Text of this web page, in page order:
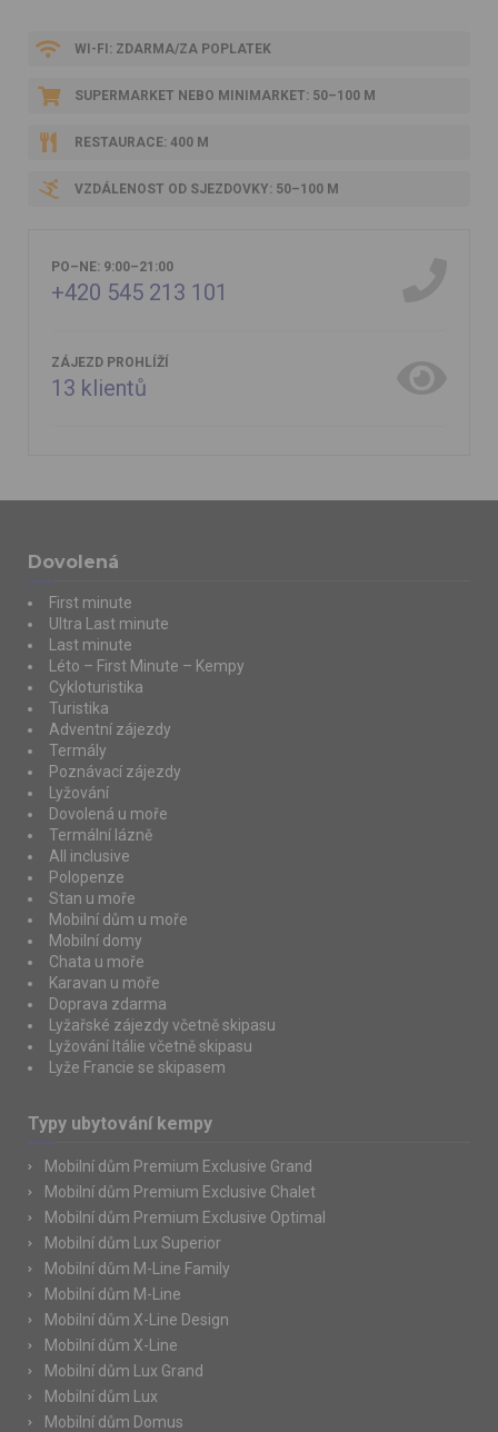
WI-FI: ZDARMA/ZA POPLATEK
SUPERMARKET NEBO MINIMARKET: 50–100 M
RESTAURACE: 400 M
VZDÁLENOST OD SJEZDOVKY: 50–100 M
PO–NE: 9:00–21:00
+420 545 213 101
ZÁJEZD PROHLÍŽÍ
13 klientů
Dovolená
First minute
Ultra Last minute
Last minute
Léto – First Minute – Kempy
Cykloturistika
Turistika
Adventní zájezdy
Termály
Poznávací zájezdy
Lyžování
Dovolená u moře
Termální lázně
All inclusive
Polopenze
Stan u moře
Mobilní dům u moře
Mobilní domy
Chata u moře
Karavan u moře
Doprava zdarma
Lyžařské zájezdy včetně skipasu
Lyžování Itálie včetně skipasu
Lyže Francie se skipasem
Typy ubytování kempy
Mobilní dům Premium Exclusive Grand
Mobilní dům Premium Exclusive Chalet
Mobilní dům Premium Exclusive Optimal
Mobilní dům Lux Superior
Mobilní dům M-Line Family
Mobilní dům M-Line
Mobilní dům X-Line Design
Mobilní dům X-Line
Mobilní dům Lux Grand
Mobilní dům Lux
Mobilní dům Domus